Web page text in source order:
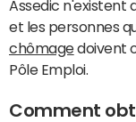
Assedic n'existent
et les personnes
chômagedoivent
Pôle Emploi.
Comment